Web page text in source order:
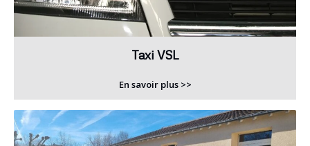
Taxi VSL
En savoir plus >>